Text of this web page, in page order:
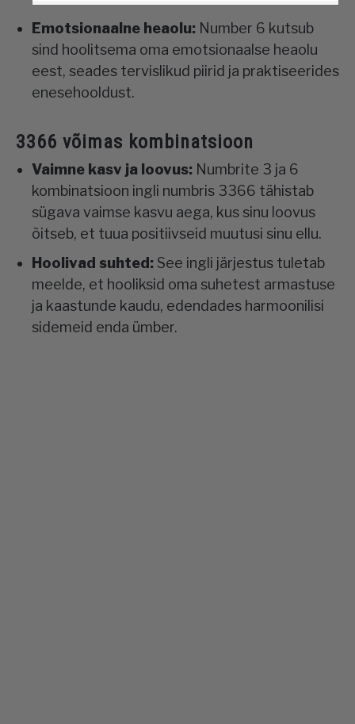
Emotsionaalne heaolu: Number 6 kutsub
sind hoolitsema oma emotsionaalse heaolu
eest, seades tervislikud piirid ja praktiseerides
enesehooldust.
3366 võimas kombinatsioon
Vaimne kasv ja loovus: Numbrite 3 ja 6
kombinatsioon ingli numbris 3366 tähistab
sügava vaimse kasvu aega, kus sinu loovus
õitseb, et tuua positiivseid muutusi sinu ellu.
Hoolivad suhted: See ingli järjestus tuletab
meelde, et hooliksid oma suhetest armastuse
ja kaastunde kaudu, edendades harmoonilisi
sidemeid enda ümber.